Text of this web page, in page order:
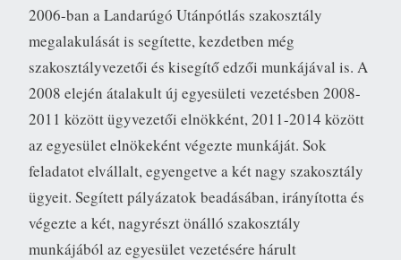
2006-ban a Landarúgó Utánpótlás szakosztály
megalakulását is segítette, kezdetben még
szakosztályvezetői és kisegítő edzői munkájával is. A
2008 elején átalakult új egyesületi vezetésben 2008-
2011 között ügyvezetői elnökként, 2011-2014 között
az egyesület elnökeként végezte munkáját. Sok
feladatot elvállalt, egyengetve a két nagy szakosztály
ügyeit. Segített pályázatok beadásában, irányította és
végezte a két, nagyrészt önálló szakosztály
munkájából az egyesület vezetésére hárult